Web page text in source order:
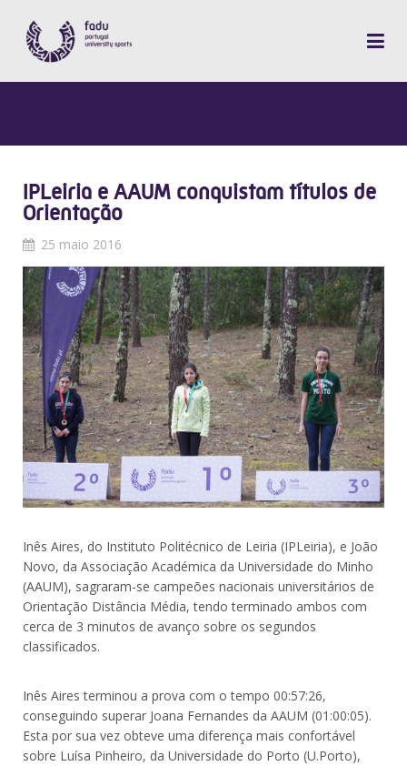
IPLeiria e AAUM conquistam títulos de
Orientação
25 maio 2016
Inês Aires, do Instituto Politécnico de Leiria (IPLeiria), e João
Novo, da Associação Académica da Universidade do Minho
(AAUM), sagraram-se campeões nacionais universitários de
Orientação Distância Média, tendo terminado ambos com
cerca de 3 minutos de avanço sobre os segundos
classificados.
Inês Aires terminou a prova com o tempo 00:57:26,
conseguindo superar Joana Fernandes da AAUM (01:00:05).
Esta por sua vez obteve uma diferença mais confortável
sobre Luísa Pinheiro, da Universidade do Porto (U.Porto),